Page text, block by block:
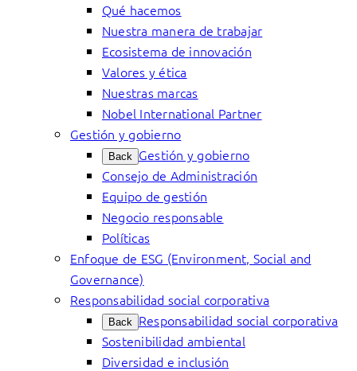
Qué hacemos
Nuestra manera de trabajar
Ecosistema de innovación
Valores y ética
Nuestras marcas
Nobel International Partner
Gestión y gobierno
Back Gestión y gobierno
Consejo de Administración
Equipo de gestión
Negocio responsable
Políticas
Enfoque de ESG (Environment, Social and
Governance)
Responsabilidad social corporativa
Back Responsabilidad social corporativa
Sostenibilidad ambiental
Diversidad e inclusión